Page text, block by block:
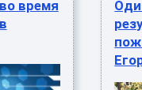
время